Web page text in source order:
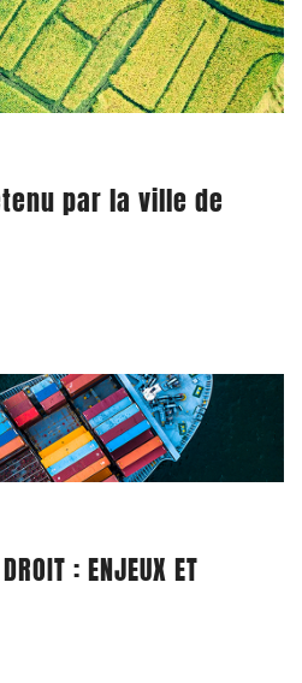
par la ville de
: ENJEUX ET
données et conformité
Fusions-Acquisitions